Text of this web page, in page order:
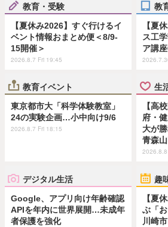
教育・受験
【夏休み2026】すぐ行けるイ
ベント情報おまとめ便＜8/9-
15開催＞
2026.8.7 Fri 19:45
教
【夏
ス工
ア講
教育イベント
東京都市大「科学体験教室」
24の実験企画…小中向け9/6
2026.8.7 Fri 18:15
生
【高
府・
大が
青森
デジタル生活
Google、アプリ向け年齢確認
APIを年内に世界展開…未成年
者保護を強化
趣
【夏
ぶ「
川崎市